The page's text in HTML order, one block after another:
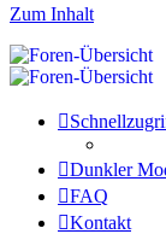
Zum Inhalt
Dunkler
FAQ
Kontakt